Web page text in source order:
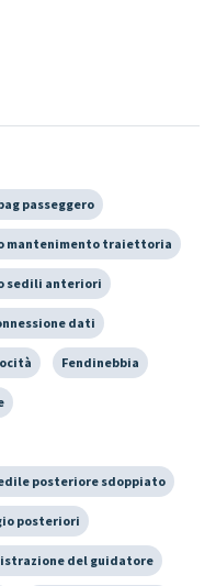
passeggero
mantenimento traiettoria
sedili anteriori
dati
Fendinebbia
posteriore sdoppiato
posteriori
del guidatore